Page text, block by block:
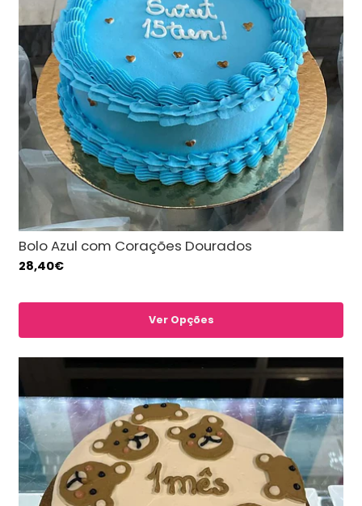
Bolo Azul com Corações Dourados
28,40€
Ver Opções